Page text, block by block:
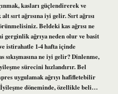
kasları güçlendirerek ve
sırt ağrısına iyi gelir. Sırt ağrısı
Beldeki kas ağrısı ne
gerginlik ağrıya neden olur ve basit
istirahatle 1-4 hafta içinde
ne iyi gelir? Dinlenme,
sürecini hızlandırır. Bel
uygulamak ağrıyı hafifletebilir
İyileşme döneminde, özellikle beli…